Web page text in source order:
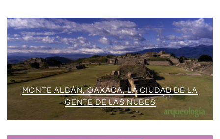
MONTE ALBÁN, OAXACA, LA CIUDAD DE LA
GENTE DE LAS NUBES